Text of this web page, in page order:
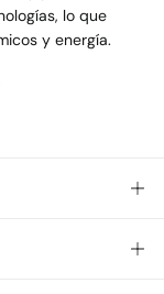
lo que
y energía.